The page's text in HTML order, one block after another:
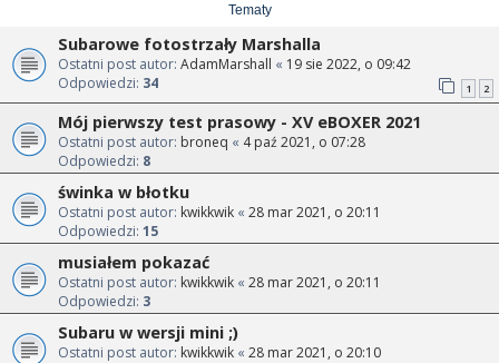
Tematy
Subarowe fotostrzały Marshalla
Ostatni post autor: AdamMarshall « 19 sie 2022, o 09:42
Odpowiedzi: 34 1 2
Mój pierwszy test prasowy - XV eBOXER 2021
Ostatni post autor: broneq « 4 paź 2021, o 07:28
Odpowiedzi: 8
świnka w błotku
Ostatni post autor: kwikkwik « 28 mar 2021, o 20:11
Odpowiedzi: 15
musiałem pokazać
Ostatni post autor: kwikkwik « 28 mar 2021, o 20:11
Odpowiedzi: 3
Subaru w wersji mini ;)
Ostatni post autor: kwikkwik « 28 mar 2021, o 20:10